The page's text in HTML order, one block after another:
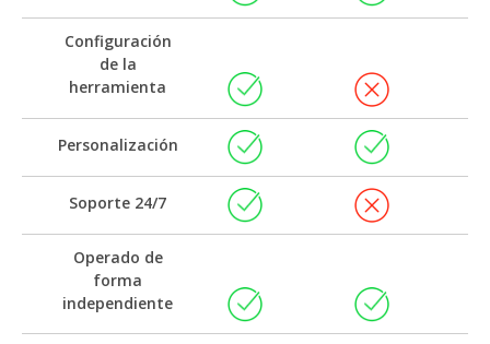
Configuración
de la
herramienta
Personalización
Soporte 24/7
Operado de
forma
independiente